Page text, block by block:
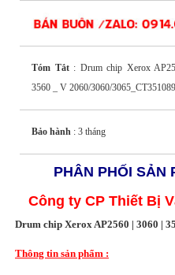
Tóm Tắt: Drum chip Xerox
3560 _ V 2060/3060/3065_CT351089
Bảo hành : 3 tháng
PHÂN PHỐI SẢN
Công ty CP Thiết Bị
Drum chip Xerox AP2560 | 3060 |
Thông tin sản phẩm :